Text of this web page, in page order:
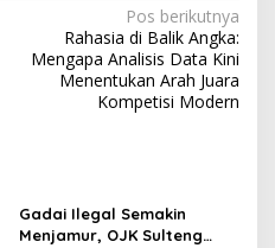
Pos berikutnya
Rahasia di Balik Angka:
Mengapa Analisis Data Kini
Menentukan Arah Juara
Kompetisi Modern
Gadai Ilegal Semakin
Menjamur, OJK Sulteng